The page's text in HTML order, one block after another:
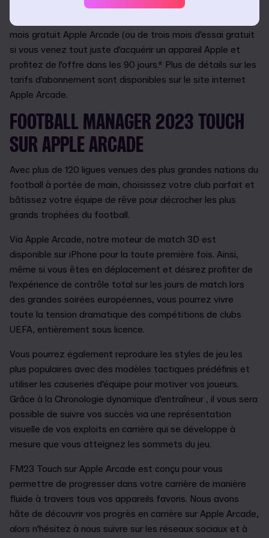
De là, vous pourrez tirer parti de la période d'essai d'un
mois gratuit Apple Arcade (ou de trois mois d'essai gratuit
si vous venez tout juste d'acquérir un appareil Apple et
profitez de l'offre dans les 90 jours.* Plus de détails sur les
tarifs d'abonnement sont disponibles sur le site internet
Apple Arcade.
FOOTBALL MANAGER 2023 TOUCH
SUR APPLE ARCADE
Avec plus de 120 ligues venues des plus grandes nations du
football à portée de main, choisissez votre club parfait et
bâtissez votre équipe de rêve pour décrocher les plus
grands trophées du football.
Via Apple Arcade, notre moteur de match 3D est
disponible sur iPhone pour la toute première fois. Ainsi,
même si vous êtes en déplacement et désirez profiter de
l'expérience de contrôle total sur les jours de match lors
des grandes soirées européennes, vous pourrez vivre
toute la tension dramatique des compétitions de clubs
UEFA, entièrement sous licence.
Vous pourrez également reproduire les styles de jeu les
plus populaires avec des modèles tactiques prédéfinis et
utiliser les causeries d'équipe pour motiver vos joueurs.
Grâce à la Chronologie dynamique d'entraîneur , il vous sera
possible de suivre vos succès via une représentation
visuelle de vos exploits en carrière qui se développe à
mesure que vous atteignez les sommets du jeu.
FM23 Touch sur Apple Arcade est conçu pour vous
permettre de progresser dans votre carrière de manière
fluide à travers tous vos appareils favoris. Nous avons
hâte de découvrir vos progrès en carrière sur Apple Arcade,
alors n'hésitez à nous suivre sur les réseaux sociaux et à